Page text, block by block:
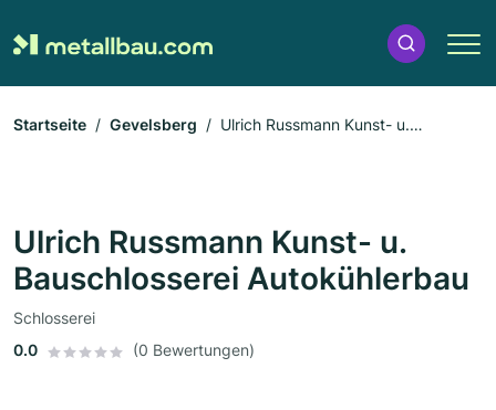
Startseite Gevelsberg
Ulrich Russmann Kunst- u.
Ulrich Russmann Kunst- u.
Bauschlosserei Autokühlerbau
Schlosserei
0.0
(0 Bewertungen)